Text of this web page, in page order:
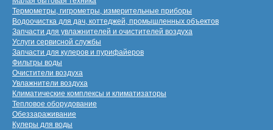
Термометры, гигрометры, измерительные приборы
Водоочистка для дач, коттеджей, промышленных объектов
Запчасти для увлажнителей и очистителей воздуха
Услуги сервисной службы
Запчасти для кулеров и пурифайеров
Фильтры воды
Очистители воздуха
Увлажнители воздуха
Климатические комплексы и климатизаторы
Тепловое оборудование
Обеззараживание
Кулеры для воды